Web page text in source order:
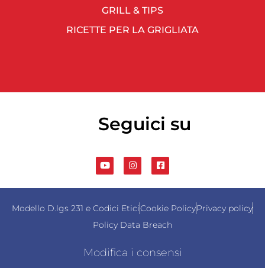
GRILL & TIPS
RICETTE PER LA GRIGLIATA
Seguici su
Modello D.lgs 231 e Codici EticiCookie PolicyPrivacy policy
Policy Data Breach
Modifica i consensi